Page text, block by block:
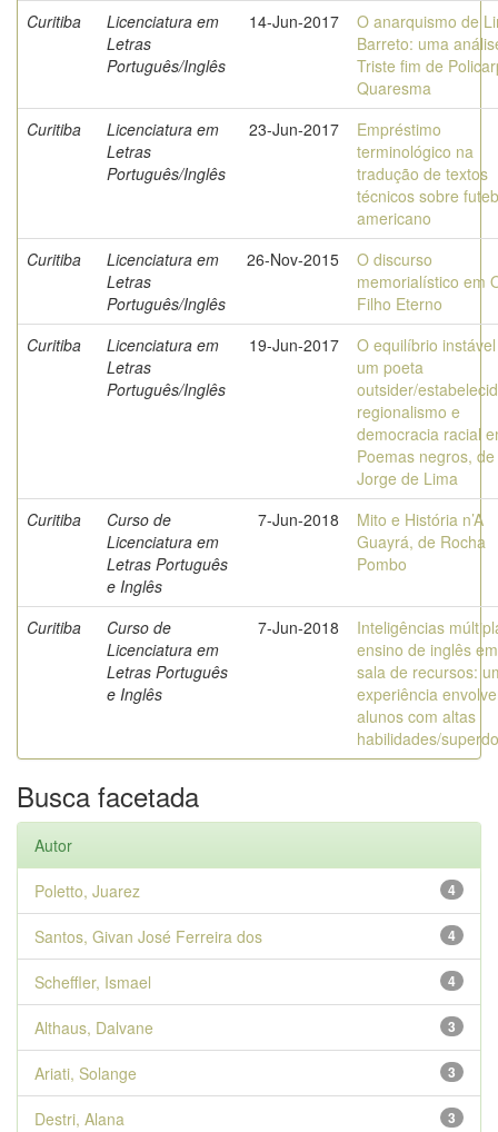
Curitiba
Licenciatura em
Letras
Português/Inglês
14-Jun-2017
O anarquismo de
Barreto: uma
Triste fim de
Quaresma
Curitiba
Licenciatura em
Letras
Português/Inglês
23-Jun-2017
Empréstimo
terminológico na
tradução de textos
técnicos sobre
americano
Curitiba
Licenciatura em
Letras
Português/Inglês
26-Nov-2015
O discurso
memorialístico em
Filho Eterno
Curitiba
Licenciatura em
Letras
Português/Inglês
19-Jun-2017
O equilíbrio
um poeta
outsider/
regionalismo e
democracia racial
Poemas negros, de
Jorge de Lima
Curitiba
Curso de
Licenciatura em
Letras Português
e Inglês
7-Jun-2018
Mito e História n’A
Guayrá, de Rocha
Pombo
Curitiba
Curso de
Licenciatura em
Letras Português
e Inglês
7-Jun-2018
Inteligências
ensino de inglês
sala de recursos:
experiência
alunos com altas
habilidades/
Busca facetada
Autor
4
Poletto, Juarez
4
Santos, Givan José Ferreira dos
4
Scheffler, Ismael
3
Althaus, Dalvane
3
Ariati, Solange
3
Destri, Alana